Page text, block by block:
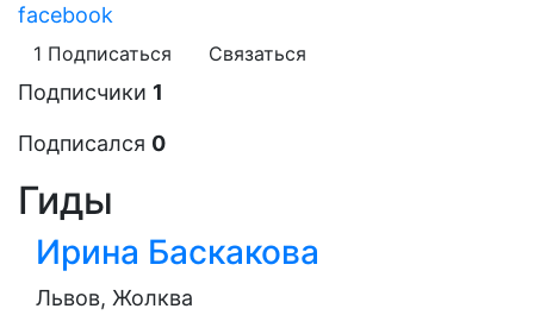
facebook
1 Подписаться Связаться
Подписчики 1
Подписался 0
Гиды
Ирина Баскакова
Львов, Жолква